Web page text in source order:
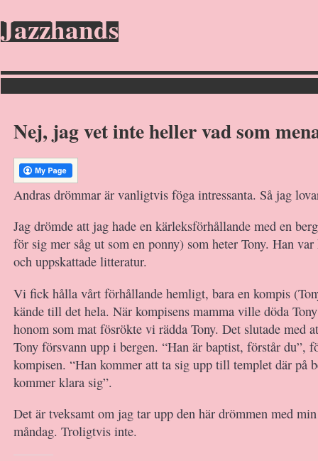
Jazzhands
Nej, jag vet inte heller vad som
Andras drömmar är vanligtvis föga intressanta. Så jag
Jag drömde att jag hade en kärleksförhållande med en
för sig mer såg ut som en ponny) som heter Tony. Han
och uppskattade litteratur.
Vi fick hålla vårt förhållande hemligt, bara en kompis
kände till det hela. När kompisens mamma ville döda
honom som mat fösrökte vi rädda Tony. Det slutade med
Tony försvann upp i bergen. “Han är baptist, förstår du”,
kompisen. “Han kommer att ta sig upp till templet där på
kommer klara sig”.
Det är tveksamt om jag tar upp den här drömmen med
måndag. Troligtvis inte.